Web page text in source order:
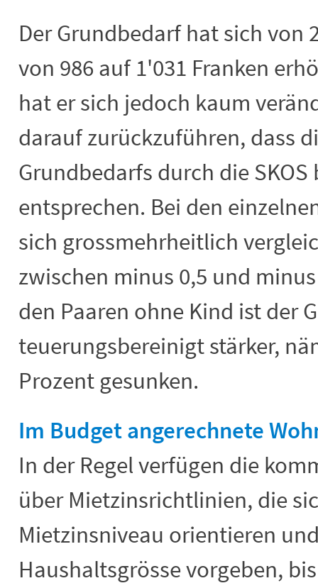
Der Grundbedarf hat sich von
von 986 auf 1'031 Franken
hat er sich jedoch kaum
darauf zurückzuführen, dass
Grundbedarfs durch die
entsprechen. Bei den
sich grossmehrheitlich
zwischen minus 0,5 und
den Paaren ohne Kind ist der
teuerungsbereinigt stärker,
Prozent gesunken.
Im Budget angerechnete
In der Regel verfügen die
über Mietzinsrichtlinien, die
Mietzinsniveau orientieren
Haushaltsgrösse vorgeben,